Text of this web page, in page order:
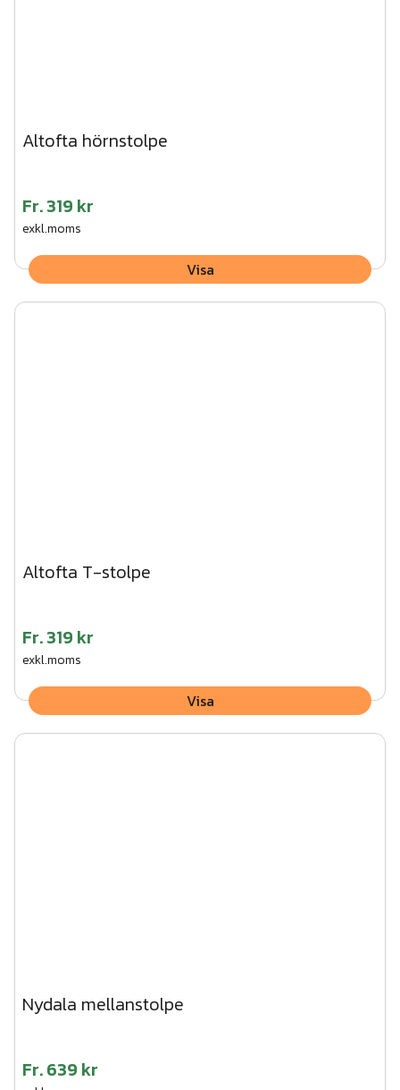
Altofta hörnstolpe
Fr.319 kr
exkl.moms
Visa
Altofta T-stolpe
Fr.319 kr
exkl.moms
Visa
Nydala mellanstolpe
Fr.639 kr